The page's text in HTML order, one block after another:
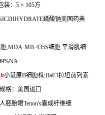
装： 5 × 105方
嶙酸钠美国药典
,MDA-MB-435S细胞 平滑肌细
小鼠原B细胞株;BaF3拉坦前列素
格：美国进口
人胚胎眼Tenon's囊成纤维细